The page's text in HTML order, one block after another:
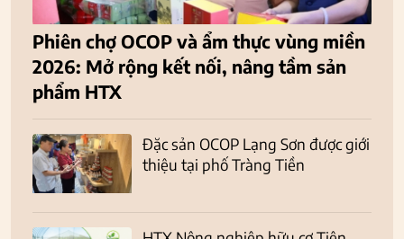
Phiên chợ OCOP và ẩm thực vùng miền
2026: Mở rộng kết nối, nâng tầm sản
phẩm HTX
Đặc sản OCOP Lạng Sơn được giới
thiệu tại phố Tràng Tiền